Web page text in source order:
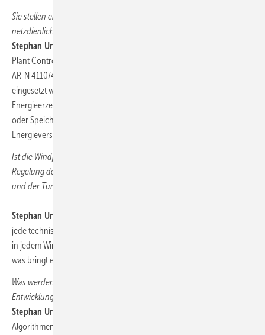
Sie stellen einen Zusammenhang Ihrer Windparküberwachung zur
netzdienlichen Einspeisung her. Inwiefern?
Stephan Unger:
Plant Controller (SPPC) an. Mit diesem intelligenten und nach VDE-
AR-N 4110/4120 zertifizierten EZA-Regler, der am Netzübergabepunkt
eingesetzt wird, erreichen wir eine umfassende Kommunikation von
Energieerzeugern mit Windkraft, PV-Anlagen, Blockheizkraftwerken
oder Speichern und übergeordneten Instanzen wie
Energieversorgern oder Direktvermarktern.
Ist die Windparkoptimierung als lernendes interagierendes System mit
Regelung der einzelnen Turbinen gemäß ihrer Standortbedingung
und der Turbulenzbelastung durch Nachbarturbinen schon möglich?
Stephan Unger:
jede technisch machbare Lösung wirtschaftlich ist. So muss man sich
in jedem Windpark fragen, wie optimiert rüste ich tatsächlich aus und
was bringt es für die Gesamtertragsausbeute.
Was werden Ihrer Einschätzung nach die nächsten großen
Entwicklungsschritte in der Automatisierung der Windparks sein?
Stephan Unger:
Algorithmen analysieren bleibt ein großes Thema. Dazu müssen